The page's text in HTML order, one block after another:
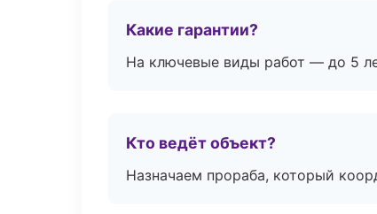
Какие гарантии?
На ключевые виды работ — до 5
Кто ведёт объект?
Назначаем прораба, который